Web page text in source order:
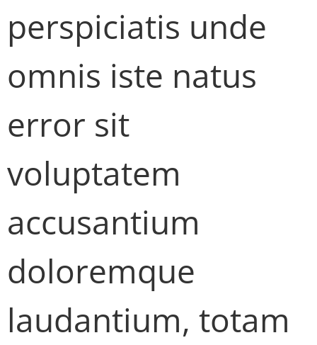
perspiciatis unde
omnis iste natus
error sit
voluptatem
accusantium
doloremque
laudantium, totam